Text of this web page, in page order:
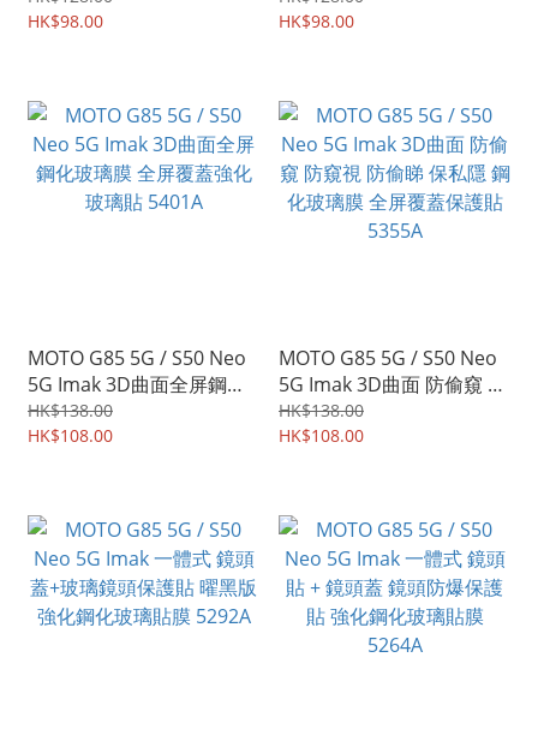
5423A
HK$98.00
5415A
HK$98.00
MOTO G85 5G / S50 Neo
5G Imak 3D曲面全屏鋼化
玻璃膜 全屏覆蓋強化玻璃
貼 5401A
HK$138.00
HK$108.00
MOTO G85 5G / S50 Neo
5G Imak 3D曲面 防偷窺 防
窺視 防偷睇 保私隱 鋼化玻
璃膜 全屏覆蓋保護貼
HK$138.00
HK$108.00